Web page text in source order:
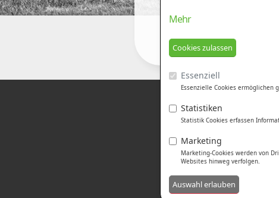
Mehr
Essenziell
Essenzielle Cookies
Statistiken
Statistik Cookies erfassen
Marketing
Marketing-Cookies werden von
Websites hinweg verfolgen.